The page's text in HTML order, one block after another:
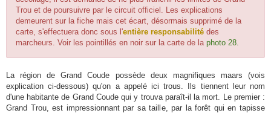
Trou et de poursuivre par le circuit officiel. Les explications
demeurent sur la fiche mais cet écart, désormais supprimé de la
carte, s'effectuera donc sous l'entière responsabilité des
marcheurs. Voir les pointillés en noir sur la carte de la photo 28.
La région de Grand Coude possède deux magnifiques maars (vois
explication ci-dessous) qu'on a appelé ici trous. Ils tiennent leur nom
d'une habitante de Grand Coude qui y trouva paraît-il la mort. Le premier :
Grand Trou, est impressionnant par sa taille, par la forêt qui en tapisse